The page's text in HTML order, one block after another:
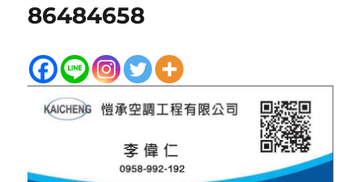
86484658